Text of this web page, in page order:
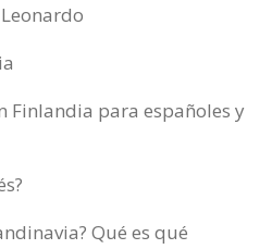
Finlandia para españoles y
Qué es qué